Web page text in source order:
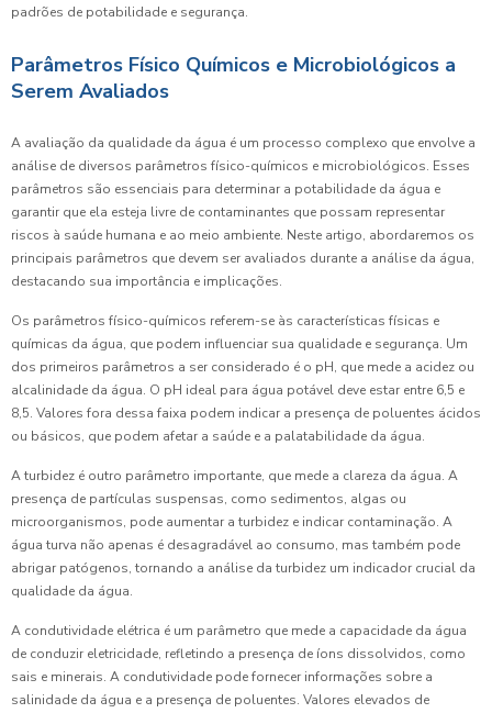
padrões de potabilidade e segurança.
Parâmetros Físico Químicos e Microbiológicos a
Serem Avaliados
A avaliação da qualidade da água é um processo complexo que envolve a
análise de diversos parâmetros físico-químicos e microbiológicos. Esses
parâmetros são essenciais para determinar a potabilidade da água e
garantir que ela esteja livre de contaminantes que possam representar
riscos à saúde humana e ao meio ambiente. Neste artigo, abordaremos os
principais parâmetros que devem ser avaliados durante a análise da água,
destacando sua importância e implicações.
Os parâmetros físico-químicos referem-se às características físicas e
químicas da água, que podem influenciar sua qualidade e segurança. Um
dos primeiros parâmetros a ser considerado é o pH, que mede a acidez ou
alcalinidade da água. O pH ideal para água potável deve estar entre 6,5 e
8,5. Valores fora dessa faixa podem indicar a presença de poluentes ácidos
ou básicos, que podem afetar a saúde e a palatabilidade da água.
A turbidez é outro parâmetro importante, que mede a clareza da água. A
presença de partículas suspensas, como sedimentos, algas ou
microorganismos, pode aumentar a turbidez e indicar contaminação. A
água turva não apenas é desagradável ao consumo, mas também pode
abrigar patógenos, tornando a análise da turbidez um indicador crucial da
qualidade da água.
A condutividade elétrica é um parâmetro que mede a capacidade da água
de conduzir eletricidade, refletindo a presença de íons dissolvidos, como
sais e minerais. A condutividade pode fornecer informações sobre a
salinidade da água e a presença de poluentes. Valores elevados de